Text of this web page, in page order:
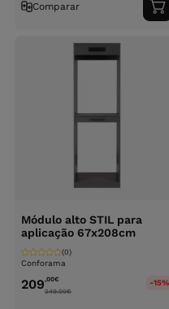
Comparar
Módulo alto STIL para
aplicação 67x208cm
Conforama
(0)
209,00€
249.00€
-15%